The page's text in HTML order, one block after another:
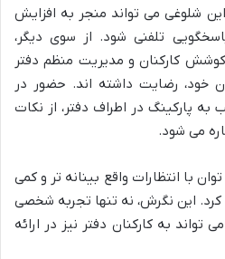
شلوغی می تواند منجر به افزایش
تلفنی شود. از سوی دیگر،
کوشش کارکنان و مدیریت منظم دفتر
خود، رضایت داشته اند. حضور در
پارکینگ در اطراف دفتر، از نکات
می شود.
با انتظارات واقع بینانه تر و کمی
این نگرش، نه تنها تجربه شخصی
تواند به کارکنان دفتر نیز در ارائه